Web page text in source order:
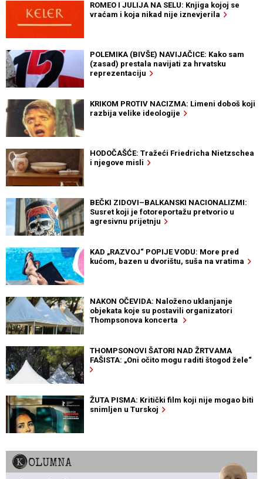
ROMEO I JULIJA NA SELU: Knjiga kojoj se
vraćam i koja nikad nije iznevjerila
POLEMIKA (BIVŠE) NAVIJAČICE: Kako sam
(zasad) prestala navijati za hrvatsku
reprezentaciju
KRIKOM PROTIV NACIZMA: Limeni doboš koji
razbija velike ideologije
HODOČAŠĆE: Tražeći Friedricha Nietzschea
i njegove misli
BEČKI ZIDOVI–BALKANSKI NACIONALIZMI:
Susret koji je fotoreportažu pretvorio u
agresivnu prijetnju
KAD „RAZVOJ“ POPIJE VODU: More pred
kućom, bazen u dvorištu, suša na vratima
NAKON OČEVIDA: Naloženo uklanjanje
objekata koje su postavili organizatori
Thompsonova koncerta
THOMPSONOVI ŠATORI NAD ŽRTVAMA
FAŠISTA: „Oni očito mogu raditi štogod žele“
ŽUTA PISMA: Kritički film koji nije mogao biti
snimljen u Turskoj
KOLUMNA